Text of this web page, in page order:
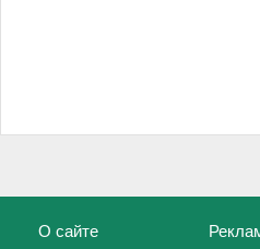
О сайте